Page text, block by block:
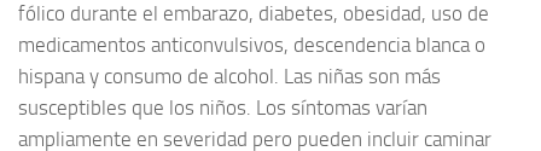
fólico durante el embarazo, diabetes, obesidad, uso de
medicamentos anticonvulsivos, descendencia blanca o
hispana y consumo de alcohol. Las niñas son más
susceptibles que los niños. Los síntomas varían
ampliamente en severidad pero pueden incluir caminar